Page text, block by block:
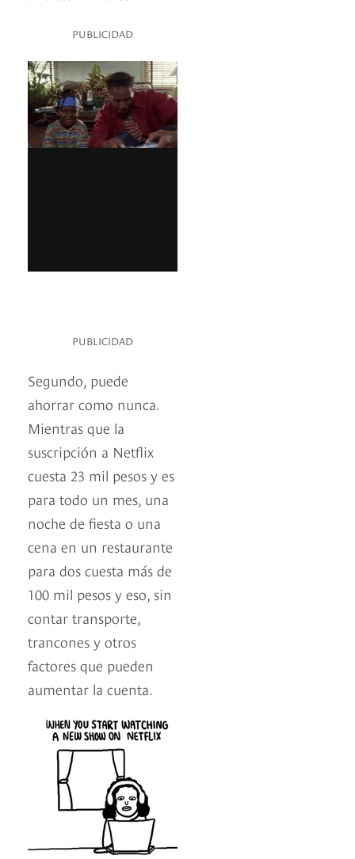
PUBLICIDAD
PUBLICIDAD
Segundo, puede
ahorrar como nunca.
Mientras que la
suscripción a Netflix
cuesta 23 mil pesos y es
para todo un mes, una
noche de fiesta o una
cena en un restaurante
para dos cuesta más de
100 mil pesos y eso, sin
contar transporte,
trancones y otros
factores que pueden
aumentar la cuenta.